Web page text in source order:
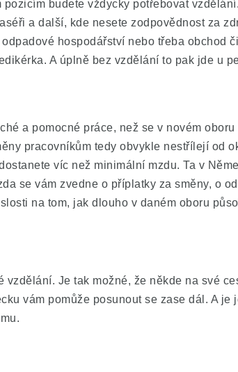
budete vždycky potřebovat
a další, kde nesete zodpovědnost za
hospodářství nebo třeba obchod
A úplně bez vzdělání to pak jde u
a pomocné práce, než se v novém
pracovníkům tedy obvykle nestřílejí od
víc než minimální mzdu. Ta v
se vám zvedne o příplatky za směny, o
na tom, jak dlouho v daném oboru
Je tak možné, že někde na své
vám pomůže posunout se zase dál. A je